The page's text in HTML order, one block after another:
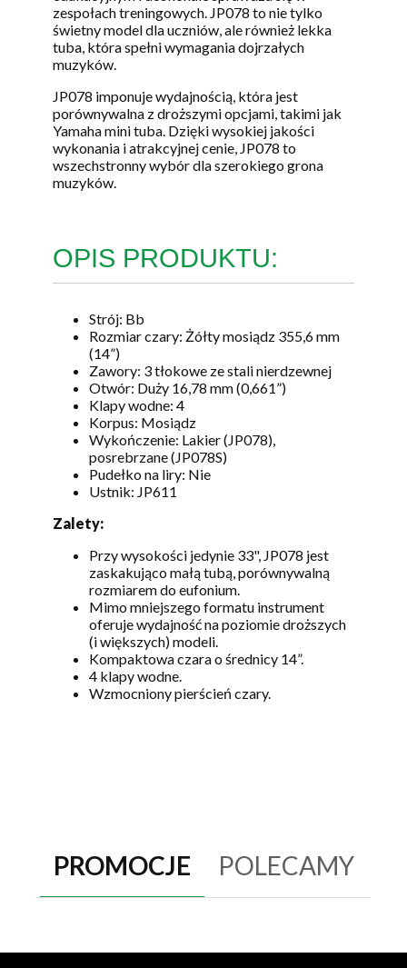
zespołach treningowych. JP078 to nie tylko
świetny model dla uczniów, ale również lekka
tuba, która spełni wymagania dojrzałych
muzyków.
JP078 imponuje wydajnością, która jest
porównywalna z droższymi opcjami, takimi jak
Yamaha mini tuba. Dzięki wysokiej jakości
wykonania i atrakcyjnej cenie, JP078 to
wszechstronny wybór dla szerokiego grona
muzyków.
OPIS PRODUKTU:
Strój: Bb
Rozmiar czary: Żółty mosiądz 355,6 mm
(14”)
Zawory: 3 tłokowe ze stali nierdzewnej
Otwór: Duży 16,78 mm (0,661”)
Klapy wodne: 4
Korpus: Mosiądz
Wykończenie: Lakier (JP078),
posrebrzane (JP078S)
Pudełko na liry: Nie
Ustnik: JP611
Zalety:
Przy wysokości jedynie 33", JP078 jest
zaskakująco małą tubą, porównywalną
rozmiarem do eufonium.
Mimo mniejszego formatu instrument
oferuje wydajność na poziomie droższych
(i większych) modeli.
Kompaktowa czara o średnicy 14”.
4 klapy wodne.
Wzmocniony pierścień czary.
PROMOCJE POLECAMY